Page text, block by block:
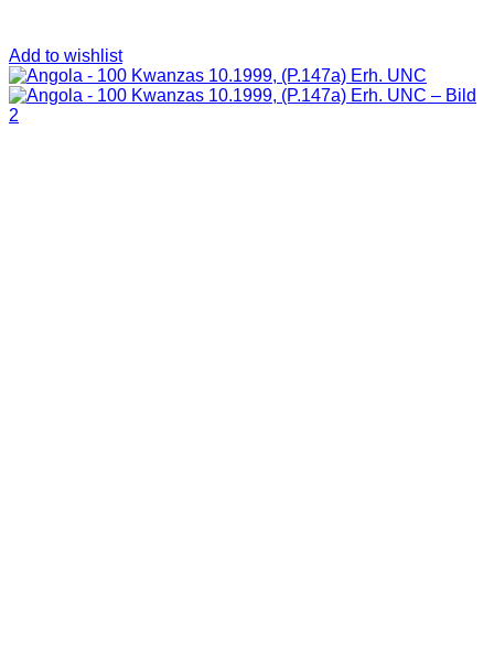
Add to wishlist